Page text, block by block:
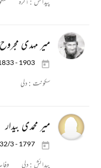
میر مہدی مجروح
- 1903
سکونت :دلی
میر محمدی بیدار
3 - 1797
پیدائش :دلی